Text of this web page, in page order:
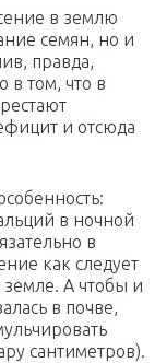
в землю
семян, но и
правда,
том, что в
и отсюда
в ночной
в
как следует
А чтобы и
в почве,
сантиметров).